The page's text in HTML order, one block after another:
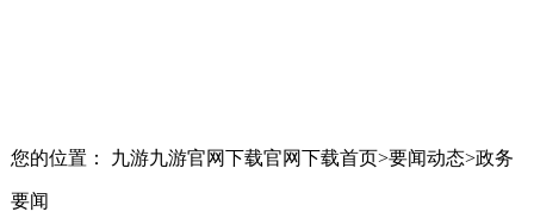
您的位置： 九游九游官网下载官网下载首页>要闻动态>政务
要闻